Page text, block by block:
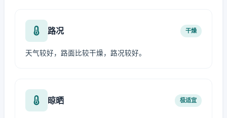
路况 干燥
天气较好，路面比较干燥，路况较好。
晾晒 极适宜